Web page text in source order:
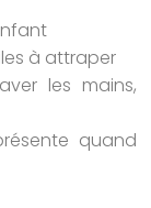
à attraper
les mains,
quand